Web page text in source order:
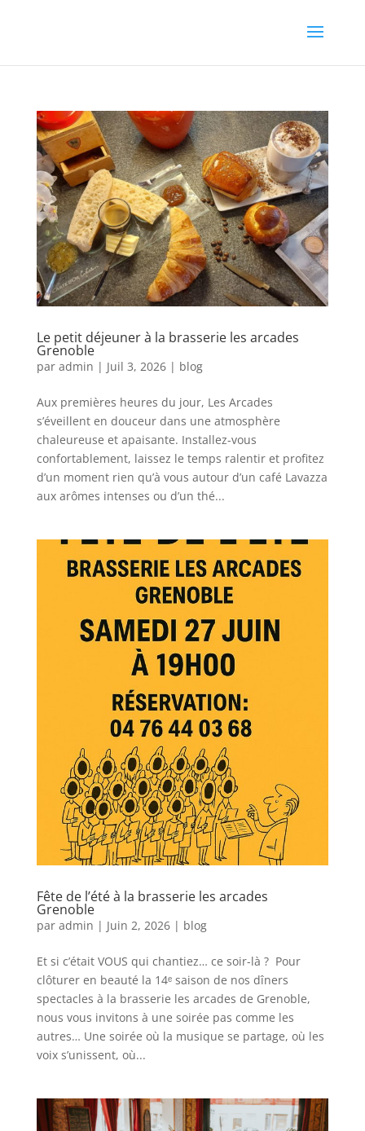
Le petit déjeuner à la brasserie les arcades
Grenoble
par admin | Juil 3, 2026| blog
Aux premières heures du jour, Les Arcades
s’éveillent en douceur dans une atmosphère
chaleureuse et apaisante. Installez-vous
confortablement, laissez le temps ralentir et profitez
d’un moment rien qu’à vous autour d’un café Lavazza
aux arômes intenses ou d’un thé...
Fête de l’été à la brasserie les arcades
Grenoble
par admin | Juin 2, 2026| blog
Et si c’était VOUS qui chantiez… ce soir-là ? Pour
clôturer en beauté la 14ᵉ saison de nos dîners
spectacles à la brasserie les arcades de Grenoble,
nous vous invitons à une soirée pas comme les
autres… Une soirée où la musique se partage, où les
voix s’unissent, où...